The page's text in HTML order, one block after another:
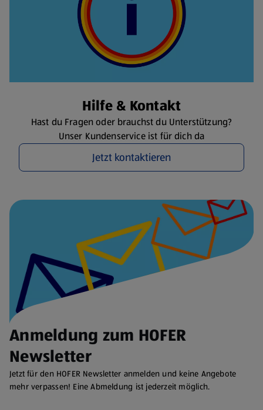
Hilfe & Kontakt
Hast du Fragen oder brauchst du Unterstützung?
Unser Kundenservice ist für dich da
Jetzt kontaktieren
Anmeldung zum HOFER
Newsletter
Jetzt für den HOFER Newsletter anmelden und keine Angebote
mehr verpassen! Eine Abmeldung ist jederzeit möglich.